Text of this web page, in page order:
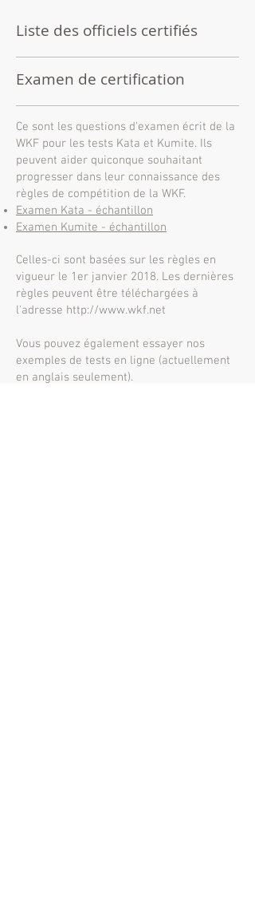
Liste des officiels certifiés
Examen de certification
Ce sont les questions d'examen écrit de la
WKF pour les tests Kata et Kumite. Ils
peuvent aider quiconque souhaitant
progresser dans leur connaissance des
règles de compétition de la WKF.
Examen Kata - échantillon
Examen Kumite - échantillon
Celles-ci sont basées sur les règles en
vigueur le 1er janvier 2018. Les dernières
règles peuvent être téléchargées à
l'adresse http://www.wkf.net
Vous pouvez également essayer nos
exemples de tests en ligne (actuellement
en anglais seulement).